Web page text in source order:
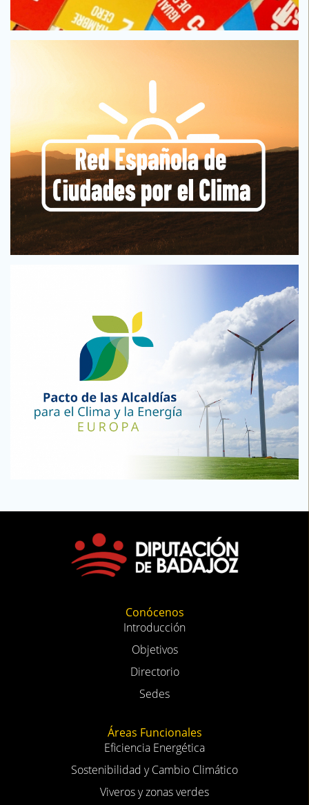
Conócenos
Introducción
Objetivos
Directorio
Sedes
Áreas Funcionales
Eficiencia Energética
Sostenibilidad y Cambio Climático
Viveros y zonas verdes